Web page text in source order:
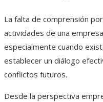
La falta de comprensión
actividades de una
especialmente cuando
establecer un diálogo
conflictos futuros.
Desde la perspectiva